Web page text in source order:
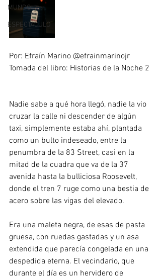
MUNDO
ESPECTÀCULO
Por: Efraín Marino @efrainmarinojr
Tomada del libro: Historias de la Noche 2
Nadie sabe a qué hora llegó, nadie la vio
cruzar la calle ni descender de algún
taxi, simplemente estaba ahí, plantada
como un bulto indeseado, entre la
penumbra de la 83 Street, casi en la
mitad de la cuadra que va de la 37
avenida hasta la bulliciosa Roosevelt,
donde el tren 7 ruge como una bestia de
acero sobre las vigas del elevado.
Era una maleta negra, de esas de pasta
gruesa, con ruedas gastadas y un asa
extendida que parecía congelada en una
despedida eterna. El vecindario, que
durante el día es un hervidero de